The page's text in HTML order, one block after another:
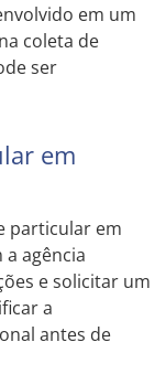
em um
coleta de
ser
em
particular em
agência
e solicitar um
a
antes de